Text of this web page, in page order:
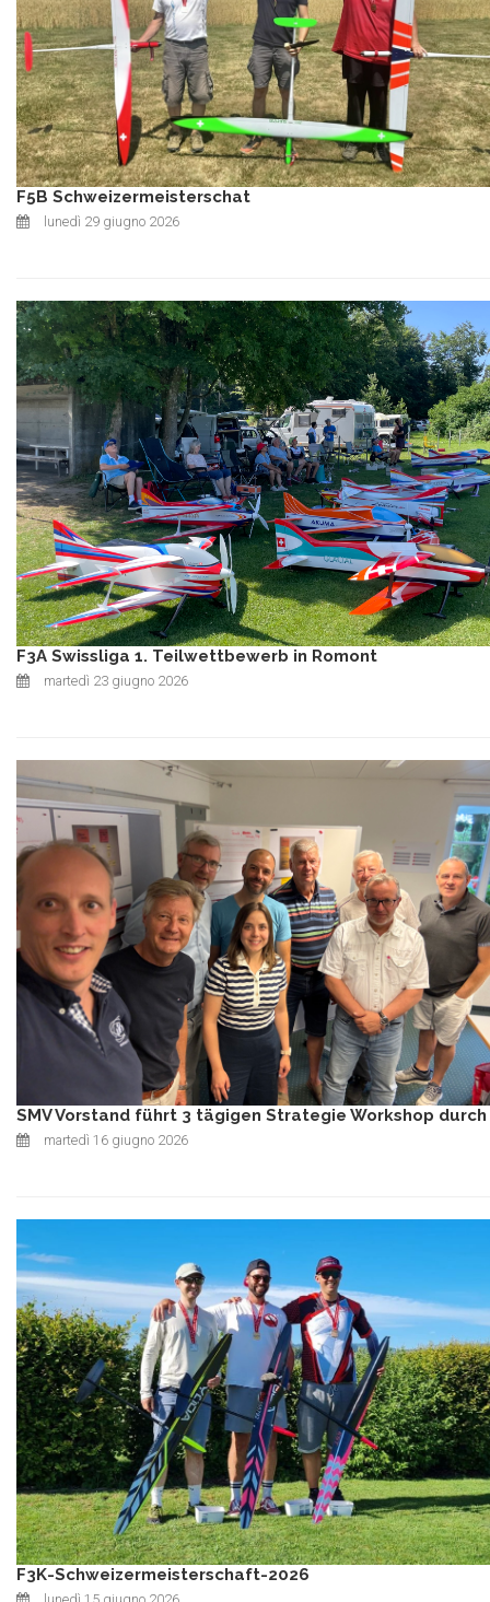
F5B Schweizermeisterschat
lunedì 29 giugno 2026
F3A Swissliga 1. Teilwettbewerb in Romont
martedì 23 giugno 2026
SMV Vorstand führt 3 tägigen Strategie Workshop durch
martedì 16 giugno 2026
F3K-Schweizermeisterschaft-2026